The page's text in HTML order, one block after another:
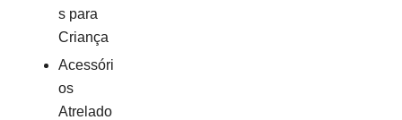
s para
Criança
Acessóri
os
Atrelado